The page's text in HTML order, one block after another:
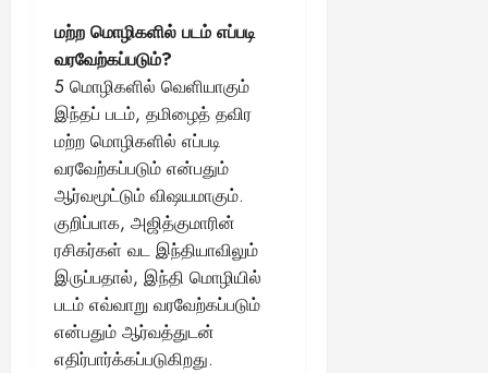
மற்ற மொழிகளில் படம் எப்படி
வரவேற்கப்படும்?
5 மொழிகளில் வெளியாகும்
இந்தப் படம், தமிழைத் தவிர
மற்ற மொழிகளில் எப்படி
வரவேற்கப்படும் என்பதும்
ஆர்வமூட்டும் விஷயமாகும்.
குறிப்பாக, அஜித்குமாரின்
ரசிகர்கள் வட இந்தியாவிலும்
இருப்பதால், இந்தி மொழியில்
படம் எவ்வாறு வரவேற்கப்படும்
என்பதும் ஆர்வத்துடன்
எதிர்பார்க்கப்படுகிறது.